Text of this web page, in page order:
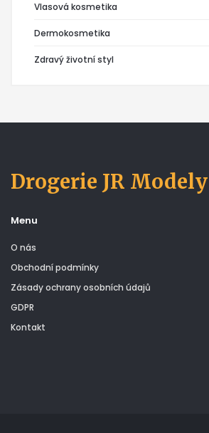
Vlasová kosmetika
Dermokosmetika
Zdravý životní styl
Drogerie JR Modely
Menu
O nás
Obchodní podmínky
Zásady ochrany osobních údajů
GDPR
Kontakt